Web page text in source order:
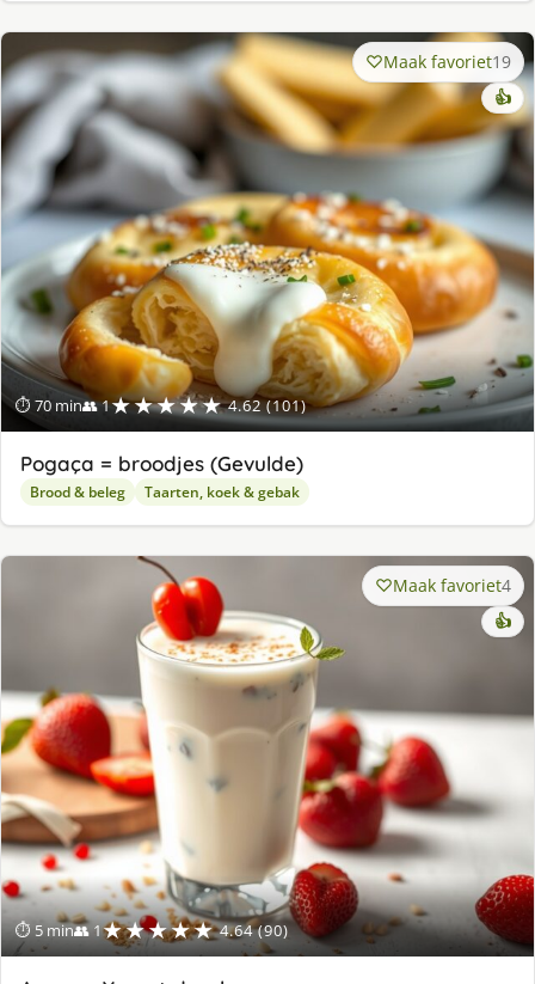
⏱ 70 min👥 1★★★★★ 4.62 (101)
Maak favoriet19
👍
Pogaça = broodjes (Gevulde)
Brood & beleg Taarten, koek & gebak
⏱ 5 min👥 1★★★★★ 4.64 (90)
Maak favoriet4
👍